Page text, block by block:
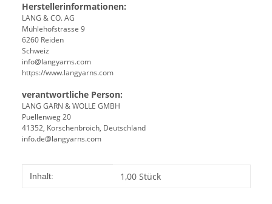
Herstellerinformationen:
LANG & CO. AG
Mühlehofstrasse 9
6260 Reiden
Schweiz
info@langyarns.com
https://www.langyarns.com
verantwortliche Person:
LANG GARN & WOLLE GMBH
Puellenweg 20
41352, Korschenbroich, Deutschland
info.de@langyarns.com
Produkteigenschaft
Wert
Inhalt: 1,00 Stück